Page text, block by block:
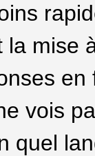
la mise
en
vois
quel